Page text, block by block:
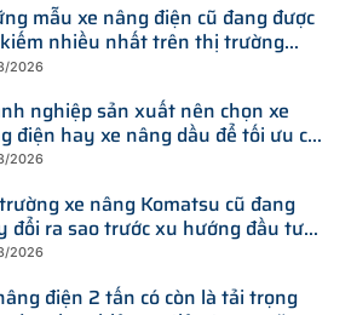
mẫu xe nâng điện cũ đang được
nhiều nhất trên thị trường
nay
2026
nghiệp sản xuất nên chọn xe
điện hay xe nâng dầu để tối ưu chi
2026
xe nâng Komatsu cũ đang
đổi ra sao trước xu hướng đầu tư
mới?
2026
điện 2 tấn có còn là tải trọng